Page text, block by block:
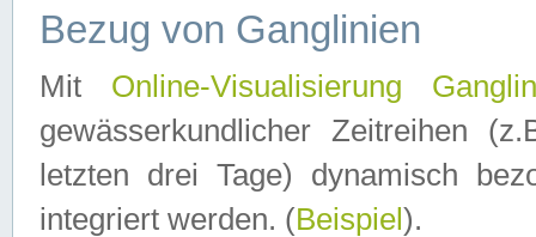
Bezug von Ganglinien
Mit Online-Visualisierung
gewässerkundlicher Zeitreihen
letzten drei Tage) dynamisch
integriert werden. (Beispiel ).